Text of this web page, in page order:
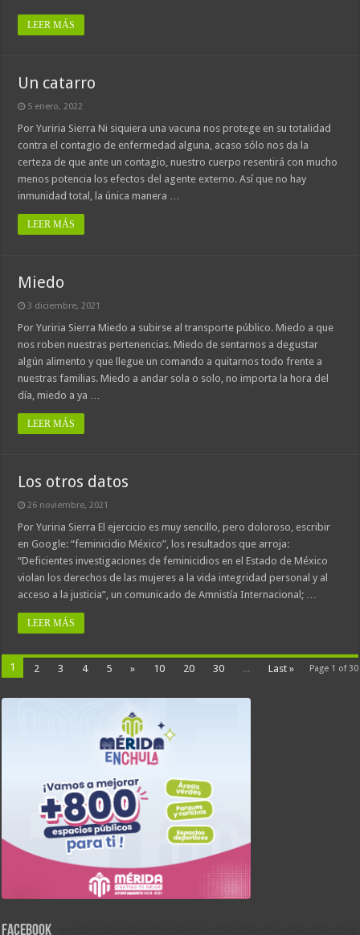
LEER MÁS
Un catarro
5 enero, 2022
Por Yuriria Sierra Ni siquiera una vacuna nos protege en su totalidad
contra el contagio de enfermedad alguna, acaso sólo nos da la
certeza de que ante un contagio, nuestro cuerpo resentirá con mucho
menos potencia los efectos del agente externo. Así que no hay
inmunidad total, la única manera …
LEER MÁS
Miedo
3 diciembre, 2021
Por Yuriria Sierra Miedo a subirse al transporte público. Miedo a que
nos roben nuestras pertenencias. Miedo de sentarnos a degustar
algún alimento y que llegue un comando a quitarnos todo frente a
nuestras familias. Miedo a andar sola o solo, no importa la hora del
día, miedo a ya …
LEER MÁS
Los otros datos
26 noviembre, 2021
Por Yuriria Sierra El ejercicio es muy sencillo, pero doloroso, escribir
en Google: “feminicidio México”, los resultados que arroja:
“Deficientes investigaciones de feminicidios en el Estado de México
violan los derechos de las mujeres a la vida integridad personal y al
acceso a la justicia”, un comunicado de Amnistía Internacional; …
LEER MÁS
Page 1 of 30
1 2 3 4 5 » 10 20 30 ... Last »
FACEBOOK